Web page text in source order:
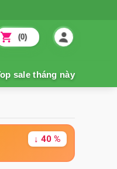
(0)
↓ 40 %